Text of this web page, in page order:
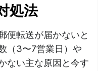
処法
便転送が届かないと
（3〜7営業日）や
ない主な原因と今す